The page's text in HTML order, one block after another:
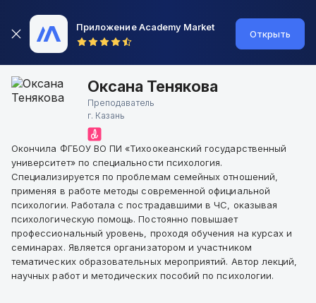
Приложение Academy Market
Открыть
Оксана Тенякова
Преподаватель
г. Казань
Окончила ФГБОУ ВО ПИ «Тихоокеанский государственный
университет» по специальности психология.
Специализируется по проблемам семейных отношений,
применяя в работе методы современной официальной
психологии. Работала с пострадавшими в ЧС, оказывая
психологическую помощь. Постоянно повышает
профессиональный уровень, проходя обучения на курсах и
семинарах. Является организатором и участником
тематических образовательных мероприятий. Автор лекций,
научных работ и методических пособий по психологии.